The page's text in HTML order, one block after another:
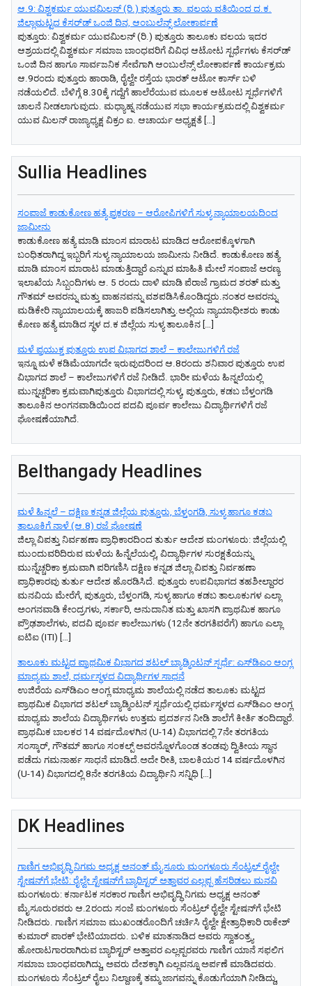
ಆ.9: ವಿಶ್ವಕರ್ಮ ಯುವಮಿಲನ್‌ (ರಿ.) ಪುತ್ತೂರು ತಾ. ವಲಯ ವತಿಯಿಂದ ದ.ಕ.
ಜಿಲ್ಲಾಮಟ್ಟದ ಕೆಸರ್‌ಡ್‌ ಒಂಜಿ ದಿನ, ಆಂಬುಲೆನ್ಸ್‌ ಲೋಕಾರ್ಪಣೆ
ಪುತ್ತೂರು: ವಿಶ್ವಕರ್ಮ ಯುವಮಿಲನ್‌ (ರಿ.) ಪುತ್ತೂರು ತಾಲೂಕು ವಲಯ ಇದರ
ಆಶ್ರಯದಲ್ಲಿ ವಿಶ್ವಕರ್ಮ ಸಮಾಜ ಬಾಂಧವರಿಗೆ ವಿವಿಧ ಆಟೋಟ ಸ್ಪರ್ಧೆಗಳು ಕೆಸರ್‌ಡ್‌
ಒಂಜಿ ದಿನ ಹಾಗೂ ಸಾರ್ವಜನಿಕ ಸೇವೆಗಾಗಿ ಆಂಬುಲೆನ್ಸ್‌ ಲೋಕಾರ್ಪಣೆ ಕಾರ್ಯಕ್ರಮ
ಆ.9ರಂದು ಪುತ್ತೂರು ಹಾರಾಡಿ, ರೈಲ್ವೇ ರಸ್ತೆಯ ಭಾರತ್‌ ಆಟೋ ಕಾರ್ಸ್‌ ಬಳಿ
ನಡೆಯಲಿದೆ. ಬೆಳಿಗ್ಗೆ 8.30ಕ್ಕೆ ಗದ್ದೆಗೆ ಹಾಲೆರೆಯುವ ಮೂಲಕ ಆಟೋಟ ಸ್ಪರ್ಧೆಗಳಿಗೆ
ಚಾಲನೆ ನೀಡಲಾಗುವುದು. ಮಧ್ಯಾಹ್ನ ನಡೆಯುವ ಸಭಾ ಕಾರ್ಯಕ್ರಮದಲ್ಲಿ ವಿಶ್ವಕರ್ಮ
ಯುವ ಮಿಲನ್‌ ರಾಜ್ಯಾಧ್ಯಕ್ಷ ವಿಕ್ರಂ ಐ. ಆಚಾರ್ಯ ಅಧ್ಯಕ್ಷತೆ […]
Sullia Headlines
ಸಂಪಾಜೆ ಕಾಡುಕೋಣ ಹತ್ಯೆ ಪ್ರಕರಣ – ಆರೋಪಿಗಳಿಗೆ ಸುಳ್ಯ ನ್ಯಾಯಾಲಯದಿಂದ
ಜಾಮೀನು
ಕಾಡುಕೋಣ ಹತ್ಯೆ ಮಾಡಿ ಮಾಂಸ ಮಾರಾಟ ಮಾಡಿದ ಆರೋಪಕ್ಕೊಳಗಾಗಿ
ಬಂಧಿತರಾಗಿದ್ದ ಇಬ್ಬರಿಗೆ ಸುಳ್ಯ ನ್ಯಾಯಾಲಯ ಜಾಮೀನು ನೀಡಿದೆ. ಕಾಡುಕೋಣ ಹತ್ಯೆ
ಮಾಡಿ ಮಾಂಸ ಮಾರಾಟ ಮಾಡುತ್ತಿದ್ದಾರೆ ಎನ್ನುವ ಮಾಹಿತಿ ಮೇಲೆ ಸಂಪಾಜೆ ಅರಣ್ಯ
ಇಲಾಖೆಯ ಸಿಬ್ಬಂದಿಗಳು ಆ. 5 ರಂದು ದಾಳಿ ಮಾಡಿ ಪೆರಾಜೆ ಗ್ರಾಮದ ಶರತ್ ಮತ್ತು
ಗೌತಮ್ ಅವರನ್ನು ಮತ್ತು ವಾಹನವನ್ನು ವಶಪಡಿಸಿಕೊಂಡಿದ್ದರು.ನಂತರ ಅವರನ್ನು
ಮಡಿಕೇರಿ ನ್ಯಾಯಾಲಯಕ್ಕೆ ಹಾಜರಿ ಪಡಿಸಲಾಗಿತ್ತು.ಅಲ್ಲಿಯ ನ್ಯಾಯಾಧೀಶರು ಕಾಡು
ಕೋಣ ಹತ್ಯೆ ಮಾಡಿದ ಸ್ಥಳ ದ.ಕ ಜಿಲ್ಲೆಯ ಸುಳ್ಯ ತಾಲೂಕಿನ […]
ಮಳೆ ಪ್ರಯುಕ್ತ ಪುತ್ತೂರು ಉಪ ವಿಭಾಗದ ಶಾಲೆ – ಕಾಲೇಜುಗಳಿಗೆ ರಜೆ
ಇನ್ನೂ ಮಳೆ ಕಡಿಮೆಯಾಗದೇ ಇರುವುದರಿಂದ ಆ.8ರಂದು ಶನಿವಾರ ಪುತ್ತೂರು ಉಪ
ವಿಭಾಗದ ಶಾಲೆ – ಕಾಲೇಜುಗಳಿಗೆ ರಜೆ ನೀಡಿದೆ. ಭಾರೀ ಮಳೆಯ ಹಿನ್ನಲೆಯಲ್ಲಿ
ಮುನ್ನಚ್ಚರಿಕಾ ಕ್ರಮವಾಗಿಪುತ್ತೂರು ವಿಭಾಗದಲ್ಲಿ ಸುಳ್ಯ, ಪುತ್ತೂರು, ಕಡಬ ಬೆಳ್ತಂಗಡಿ
ತಾಲೂಕಿನ ಅಂಗನವಾಡಿಯಿಂದ ಪದವಿ ಪೂರ್ವ ಕಾಲೇಜು ವಿದ್ಯಾರ್ಥಿಗಳಿಗೆ ರಜೆ
ಘೋಷಣೆಯಾಗಿದೆ.
Belthangady Headlines
ಮಳೆ ಹಿನ್ನಲೆ – ದಕ್ಷಿಣ ಕನ್ನಡ ಜಿಲ್ಲೆಯ ಪುತ್ತೂರು, ಬೆಳ್ತಂಗಡಿ, ಸುಳ್ಯ ಹಾಗೂ ಕಡಬ
ತಾಲೂಕಿಗೆ ನಾಳೆ (ಆ.8) ರಜೆ ಘೋಷಣೆ
ಜಿಲ್ಲಾ ವಿಪತ್ತು ನಿರ್ವಹಣಾ ಪ್ರಾಧಿಕಾರದಿಂದ ತುರ್ತು ಆದೇಶ ​ಮಂಗಳೂರು: ಜಿಲ್ಲೆಯಲ್ಲಿ
ಮುಂದುವರಿದಿರುವ ಮಳೆಯ ಹಿನ್ನೆಲೆಯಲ್ಲಿ, ವಿದ್ಯಾರ್ಥಿಗಳ ಸುರಕ್ಷತೆಯನ್ನು
ಮುನ್ನೆಚ್ಚರಿಕಾ ಕ್ರಮವಾಗಿ ಪರಿಗಣಿಸಿ ದಕ್ಷಿಣ ಕನ್ನಡ ಜಿಲ್ಲಾ ವಿಪತ್ತು ನಿರ್ವಹಣಾ
ಪ್ರಾಧಿಕಾರವು ತುರ್ತು ಆದೇಶ ಹೊರಡಿಸಿದೆ. ​ಪುತ್ತೂರು ಉಪವಿಭಾಗದ ತಹಶೀಲ್ದಾರರ
ಮನವಿಯ ಮೇರೆಗೆ, ಪುತ್ತೂರು, ಬೆಳ್ತಂಗಡಿ, ಸುಳ್ಯ ಹಾಗೂ ಕಡಬ ತಾಲೂಕುಗಳ ಎಲ್ಲಾ
ಅಂಗನವಾಡಿ ಕೇಂದ್ರಗಳು, ಸರ್ಕಾರಿ, ಅನುದಾನಿತ ಮತ್ತು ಖಾಸಗಿ ಪ್ರಾಥಮಿಕ ಹಾಗೂ
ಪ್ರೌಢಶಾಲೆಗಳು, ಪದವಿ ಪೂರ್ವ ಕಾಲೇಜುಗಳು (12ನೇ ತರಗತಿವರೆಗೆ) ಹಾಗೂ ಎಲ್ಲಾ
ಐಟಿಐ (ITI) […]
ತಾಲೂಕು ಮಟ್ಟದ ಪ್ರಾಥಮಿಕ ವಿಭಾಗದ ಶಟಲ್ ಬ್ಯಾಡ್ಮಿಂಟನ್ ಸ್ಪರ್ಧೆ: ಎಸ್‌ಡಿಎಂ ಆಂಗ್ಲ
ಮಾಧ್ಯಮ ಶಾಲೆ, ಧರ್ಮಸ್ಥಳದ ವಿದ್ಯಾರ್ಥಿಗಳ ಸಾಧನೆ
ಉಜಿರೆಯ ಎಸ್‌ಡಿಎಂ ಆಂಗ್ಲ ಮಾಧ್ಯಮ ಶಾಲೆಯಲ್ಲಿ ನಡೆದ ತಾಲೂಕು ಮಟ್ಟದ
ಪ್ರಾಥಮಿಕ ವಿಭಾಗದ ಶಟಲ್ ಬ್ಯಾಡ್ಮಿಂಟನ್ ಸ್ಪರ್ಧೆಯಲ್ಲಿ ಧರ್ಮಸ್ಥಳದ ಎಸ್‌ಡಿಎಂ ಆಂಗ್ಲ
ಮಾಧ್ಯಮ ಶಾಲೆಯ ವಿದ್ಯಾರ್ಥಿಗಳು ಉತ್ತಮ ಪ್ರದರ್ಶನ ನೀಡಿ ಶಾಲೆಗೆ ಕೀರ್ತಿ ತಂದಿದ್ದಾರೆ.
ಪ್ರಾಥಮಿಕ ಬಾಲಕರ 14 ವರ್ಷದೊಳಗಿನ (U-14) ವಿಭಾಗದಲ್ಲಿ 7ನೇ ತರಗತಿಯ
ಸಂಸ್ಕಾರ್, ಗೌತಮ್ ಹಾಗೂ ಸಂಕಲ್ಪ್ ಅವರನ್ನೊಳಗೊಂಡ ತಂಡವು ದ್ವಿತೀಯ ಸ್ಥಾನ
ಪಡೆದು ಗಮನಾರ್ಹ ಸಾಧನೆ ಮಾಡಿದೆ.ಅದೇ ರೀತಿ, ಬಾಲಕಿಯರ 14 ವರ್ಷದೊಳಗಿನ
(U-14) ವಿಭಾಗದಲ್ಲಿ 8ನೇ ತರಗತಿಯ ವಿದ್ಯಾರ್ಥಿನಿ ಸನ್ನಿಧಿ […]
DK Headlines
ಗಾಣಿಗ ಅಭಿವೃದ್ಧಿ ನಿಗಮ ಅಧ್ಯಕ್ಷ‌ ಅನಂತ್‌ ಮೈಸೂರು ಮಂಗಳೂರು ಸೆಂಟ್ರಲ್‌ ರೈಲ್ವೇ
ಸ್ಟೇಷನ್‌ಗೆ ಭೇಟಿ: ರೈಲ್ವೇ ಸ್ಟೇಷನ್‌ಗೆ ಬ್ಯಾರಿಸ್ಟರ್‌ ಅತ್ತಾವರ ಎಲ್ಲಪ್ಪ ಹೆಸರಿಡಲು ಮನವಿ
ಮಂಗಳೂರು: ಕರ್ನಾಟಕ ಸರಕಾರ ಗಾಣಿಗ ಅಭಿವೃದ್ಧಿ ನಿಗಮ ಅಧ್ಯಕ್ಷ‌ ಅನಂತ್‌
ಮೈಸೂರುರವರು ಆ.2ರಂದು ಸಂಜೆ ಮಂಗಳೂರು ಸೆಂಟ್ರಲ್‌ ರೈಲ್ವೇ ಸ್ಟೇಷನ್‌ಗೆ ಭೇಟಿ
ನೀಡಿದರು. ಗಾಣಿಗ ಸಮಾಜ ಮುಖಂಡರೊಂದಿಗೆ ಚರ್ಚಿಸಿ ರೈಲ್ವೇ ಕ್ಷೇತ್ರಾಧಿಕಾರಿ ರಾಕೇಶ್‌
ಕುಮಾರ್‌ ಪಾರಕ್‌ ಭೇಟಿಯಾದರು. ಬಳಿಕ ಮಾತನಾಡಿದ ಅವರು ಸ್ವಾತಂತ್ರ್ಯ
ಹೋರಾಟಗಾರರಾಗಿರುವ ಬ್ಯಾರಿಸ್ಟರ್‌ ಅತ್ತಾವರ ಎಲ್ಲಪ್ಪರವರು ಗಾಣಿಗ ಯಾನೆ ಸಫಲಿಗ
ಸಮಾಜ ಬಾಂಧವರಾಗಿದ್ದು, ಅವರು ದೇಶಕ್ಕಾಗಿ ಎಲ್ಲವನ್ನೂ ಅರ್ಪಣೆ ಮಾಡಿದವರು.
ಮಂಗಳೂರು ಸೆಂಟ್ರಲ್‌ ರೈಲು ನಿಲ್ದಾಣಕ್ಕೆ ತಮ್ಮ ಜಾಗವನ್ನು ಕೊಡುಗೆಯಾಗಿ ನೀಡಿದ್ದು,